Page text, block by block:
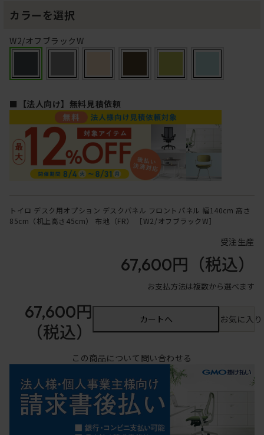
カラーを選択
W2/オフブラックW
■【法人向け】無料見積依頼
トイロ デスク用オプション デスクパネル フロントパネル 幅140cm 高さ
85cm（机上高さ45cm） 布地（FR） ［W2/オフブラックW］
受注生産
67,600円 （税込）
お支払方法は複数から選べます
67,600円
（税込）
カートへ お気に入
この商品について問い合わせる